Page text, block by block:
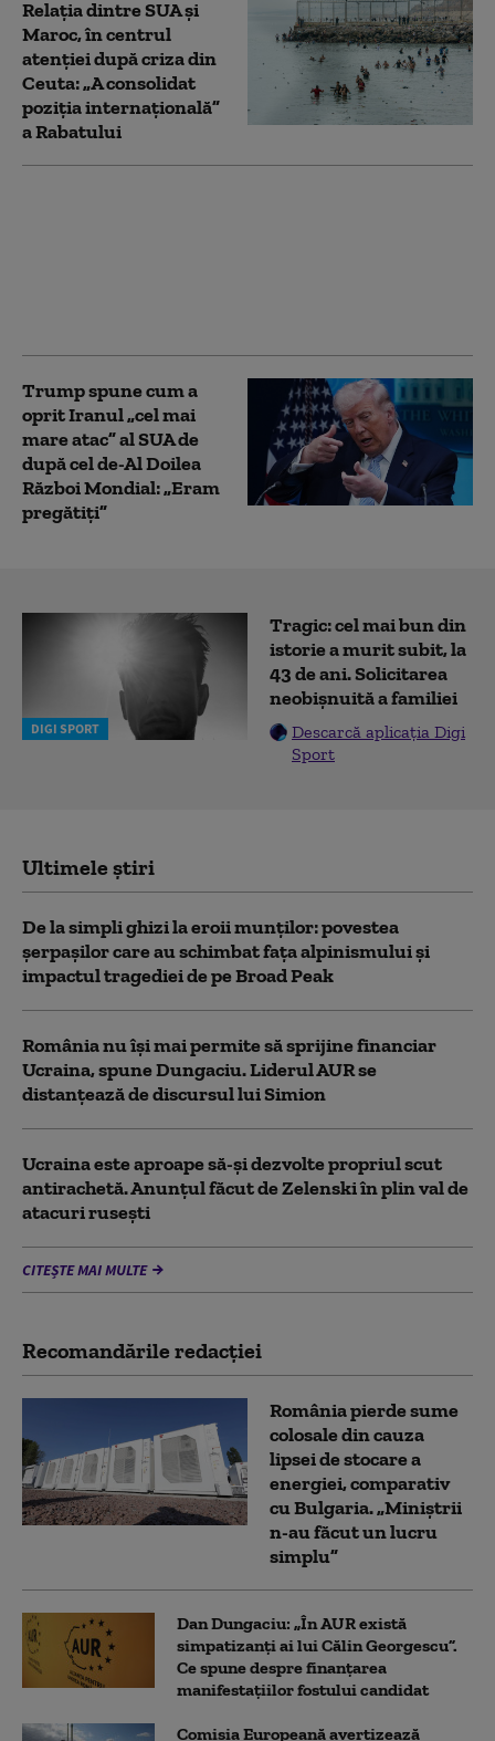
Relația dintre SUA și
Maroc, în centrul
atenției după criza din
Ceuta: „A consolidat
poziția internațională”
a Rabatului
Trump spune cum a
oprit Iranul „cel mai
mare atac” al SUA de
după cel de-Al Doilea
Război Mondial: „Eram
pregătiți”
DIGI SPORT
Tragic: cel mai bun din
istorie a murit subit, la
43 de ani. Solicitarea
neobișnuită a familiei
Descarcă aplicația Digi
Sport
Ultimele știri
De la simpli ghizi la eroii munților: povestea
șerpașilor care au schimbat fața alpinismului și
impactul tragediei de pe Broad Peak
România nu își mai permite să sprijine financiar
Ucraina, spune Dungaciu. Liderul AUR se
distanțează de discursul lui Simion
Ucraina este aproape să-și dezvolte propriul scut
antirachetă. Anunțul făcut de Zelenski în plin val de
atacuri rusești
CITEȘTE MAI MULTE
Recomandările redacţiei
România pierde sume
colosale din cauza
lipsei de stocare a
energiei, comparativ
cu Bulgaria. „Miniștrii
n-au făcut un lucru
simplu”
Dan Dungaciu: „În AUR există
simpatizanți ai lui Călin Georgescu”.
Ce spune despre finanțarea
manifestațiilor fostului candidat
Comisia Europeană avertizează